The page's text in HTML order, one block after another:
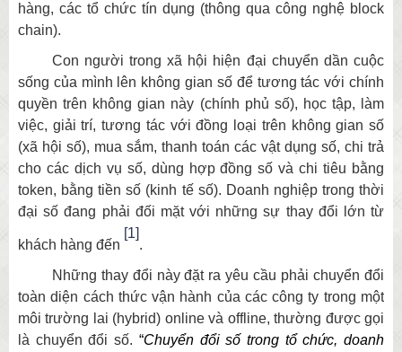
hàng, các tổ chức tín dụng (thông qua công nghệ block
chain).
Con người trong xã hội hiện đại chuyển dần cuộc
sống của mình lên không gian số để tương tác với chính
quyền trên không gian này (chính phủ số), học tập, làm
việc, giải trí, tương tác với đồng loại trên không gian số
(xã hội số), mua sắm, thanh toán các vật dụng số, chi trả
cho các dịch vụ số, dùng hợp đồng số và chi tiêu bằng
token, bằng tiền số (kinh tế số). Doanh nghiệp trong thời
đại số đang phải đối mặt với những sự thay đổi lớn từ
khách hàng đến
[1]
.
Những thay đổi này đặt ra yêu cầu phải chuyển đổi
toàn diện cách thức vận hành của các công ty trong một
môi trường lai (hybrid) online và offline, thường được gọi
là chuyển đổi số. “Chuyểnđổi số trong tổ chức, doanh